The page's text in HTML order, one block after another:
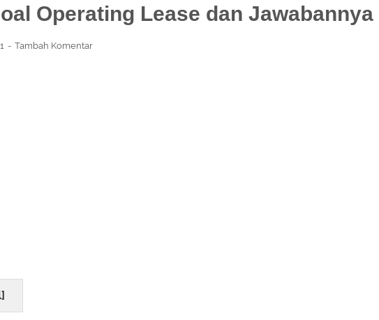
Operating Lease dan Jawabannya
Tambah Komentar
]